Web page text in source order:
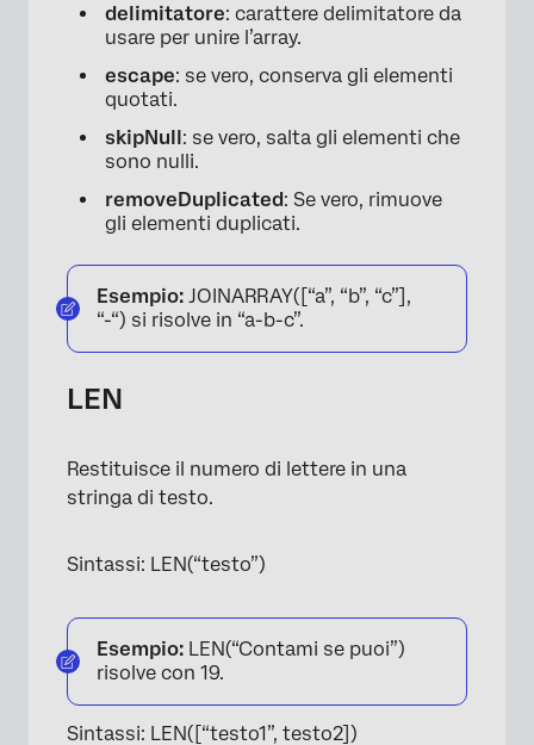
delimitatore: carattere delimitatore da
usare per unire l’array.
escape: se vero, conserva gli elementi
quotati.
skipNull: se vero, salta gli elementi che
sono nulli.
removeDuplicated: Se vero, rimuove
gli elementi duplicati.
Esempio: JOINARRAY([“a”, “b”, “c”],
“-“) si risolve in “a-b-c”.
LEN
Restituisce il numero di lettere in una
stringa di testo.
Sintassi: LEN(“testo”)
Esempio: LEN(“Contami se puoi”)
risolve con 19.
Sintassi: LEN([“testo1”, testo2])